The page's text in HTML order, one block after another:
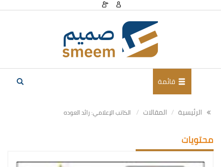
قائمة
الرئيسية المقالات الكاتب الإعلامي: رائد العوده
محتويات